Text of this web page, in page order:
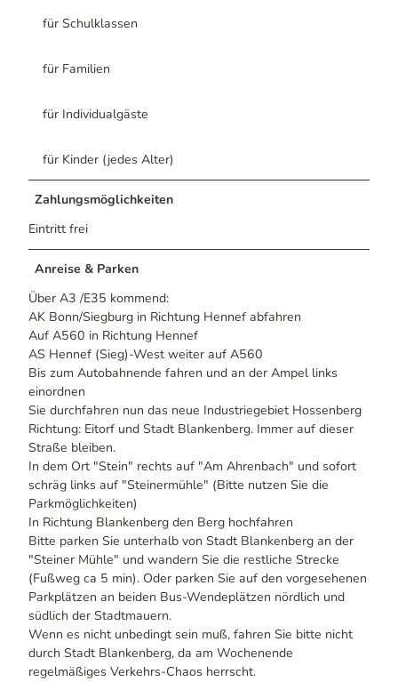
a
t
S
c
h
w
a
r
z
.
h
o
c
h
j
p
g
.
j
p
g
für Schulklassen
für Familien
für Individualgäste
für Kinder (jedes Alter)
Zahlungsmöglichkeiten
Eintritt frei
Anreise & Parken
Über A3 /E35 kommend:
AK Bonn/Siegburg in Richtung Hennef abfahren
Auf A560 in Richtung Hennef
AS Hennef (Sieg)-West weiter auf A560
Bis zum Autobahnende fahren und an der Ampel links
einordnen
Sie durchfahren nun das neue Industriegebiet Hossenberg
Richtung: Eitorf und Stadt Blankenberg. Immer auf dieser
Straße bleiben.
In dem Ort "Stein" rechts auf "Am Ahrenbach" und sofort
schräg links auf "Steinermühle" (Bitte nutzen Sie die
Parkmöglichkeiten)
In Richtung Blankenberg den Berg hochfahren
Bitte parken Sie unterhalb von Stadt Blankenberg an der
"Steiner Mühle" und wandern Sie die restliche Strecke
(Fußweg ca 5 min). Oder parken Sie auf den vorgesehenen
Parkplätzen an beiden Bus-Wendeplätzen nördlich und
südlich der Stadtmauern.
Wenn es nicht unbedingt sein muß, fahren Sie bitte nicht
durch Stadt Blankenberg, da am Wochenende
regelmäßiges Verkehrs-Chaos herrscht.